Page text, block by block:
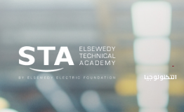
الفنية
الآن